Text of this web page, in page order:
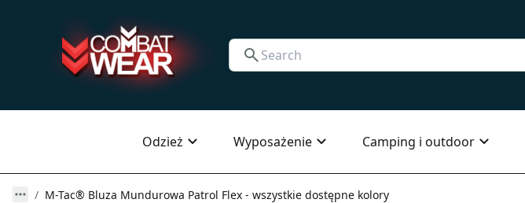
Odzież Wyposażenie Camping i outdoor
M-Tac® Bluza Mundurowa Patrol Flex - wszystkie dostępne kolory